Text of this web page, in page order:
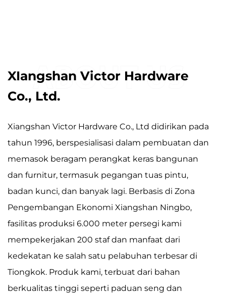
XIangshan Victor Hardware
Co., Ltd.
Xiangshan Victor Hardware Co., Ltd didirikan pada
tahun 1996, berspesialisasi dalam pembuatan dan
memasok beragam perangkat keras bangunan
dan furnitur, termasuk pegangan tuas pintu,
badan kunci, dan banyak lagi. Berbasis di Zona
Pengembangan Ekonomi Xiangshan Ningbo,
fasilitas produksi 6.000 meter persegi kami
mempekerjakan 200 staf dan manfaat dari
kedekatan ke salah satu pelabuhan terbesar di
Tiongkok. Produk kami, terbuat dari bahan
berkualitas tinggi seperti paduan seng dan